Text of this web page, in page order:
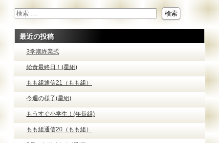
最近の投稿
3学期終業式
給食最終日！(星組)
もも組通信21（もも組）
今週の様子(星組)
もうすぐ小学生！(年長組)
もも組通信20（もも組）